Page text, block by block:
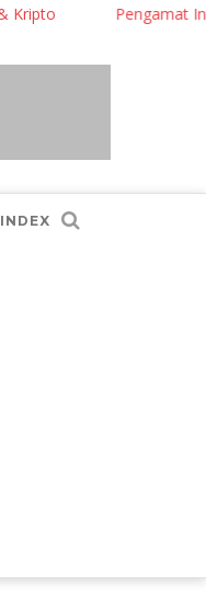
Pengamat Ingatkan
INDEX